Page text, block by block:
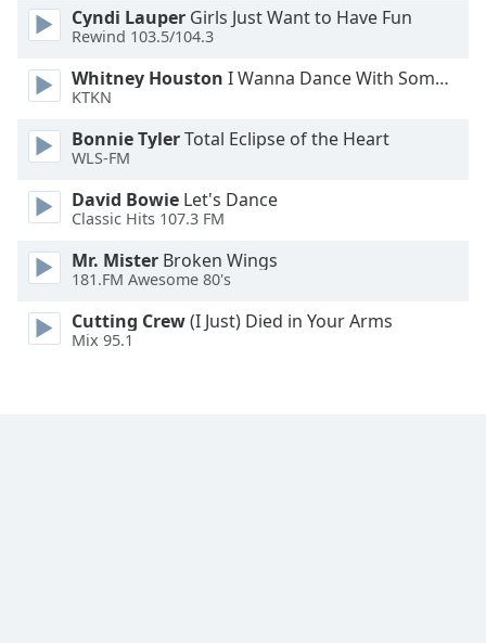
Done
Close
Dialog
End
dialog
Cyndi Lauper Girls Just Want to Have Fun
Rewind 103.5/104.3
Whitney Houston I Wanna Dance With Somebody
KTKN
Bonnie TylerTotal Eclipse of the Heart
WLS-FM
David Bowie Let's Dance
Classic Hits 107.3 FM
Mr. Mister Broken Wings
181.FM Awesome 80's
Cutting Crew(I Just) Died in Your Arms
Mix 95.1